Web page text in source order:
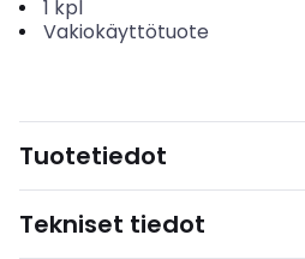
1 kpl
Vakiokäyttötuote
Tuotetiedot
Tekniset tiedot